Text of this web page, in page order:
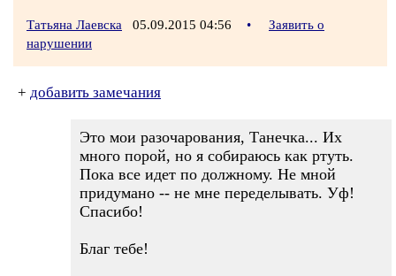
Татьяна Лаевска 05.09.2015 04:56 •
Заявить о
нарушении
+ добавить замечания
Это мои разочарования, Танечка... Их
много порой, но я собираюсь как ртуть.
Пока все идет по должному. Не мной
придумано -- не мне переделывать. Уф!
Спасибо!
Благ тебе!